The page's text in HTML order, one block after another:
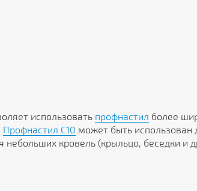
использовать профнастил более
Профнастил C10 может быть использован
кровель (крыльцо, беседки и